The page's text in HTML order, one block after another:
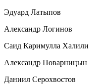
Эдуард Латыпов
Александр Логинов
Саид Каримулла Халили
Александр Поварницын
Даниил Серохвостов